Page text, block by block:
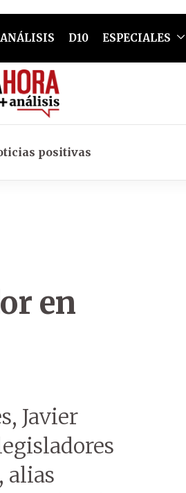
D10 ESPECIALES
positivas
en
Javier
alias